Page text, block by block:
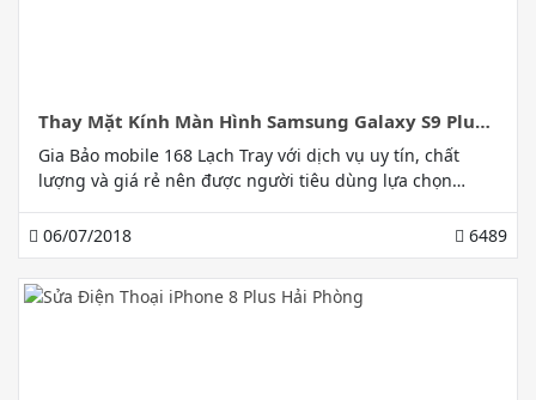
Thay Mặt Kính Màn Hình Samsung Galaxy S9 Plus
Hải Phòng Chất Lượng Giá Tốt
Gia Bảo mobile 168 Lạch Tray với dịch vụ uy tín, chất
lượng và giá rẻ nên được người tiêu dùng lựa chọn
Galaxy S9 Plus Hải Phòng.
06/07/2018 6489